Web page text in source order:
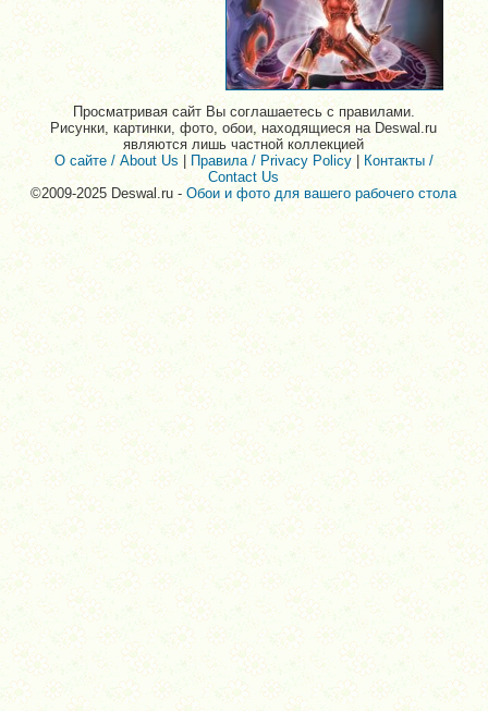
Просматривая сайт Вы соглашаетесь с правилами.
Рисунки, картинки, фото, обои, находящиеся на Deswal.ru
являются лишь частной коллекцией
О сайте / About Us
Правила / Privacy Policy| Контакты /
Contact Us
©2009-2025 Deswal.ru -Обои и фото для вашего рабочего стола